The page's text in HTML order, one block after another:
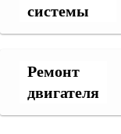
системы
Ремонт
двигателя